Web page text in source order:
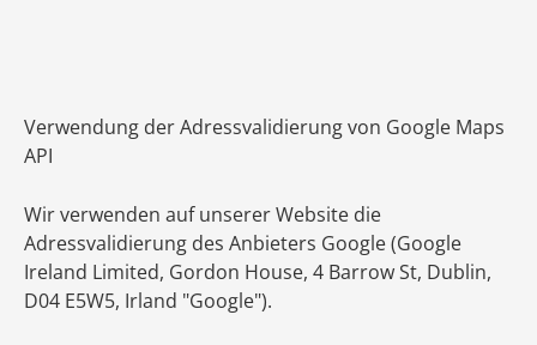
Verwendung der Adressvalidierung von Google Maps
API
Wir verwenden auf unserer Website die
Adressvalidierung des Anbieters Google (Google
Ireland Limited, Gordon House, 4 Barrow St, Dublin,
D04 E5W5, Irland "Google").